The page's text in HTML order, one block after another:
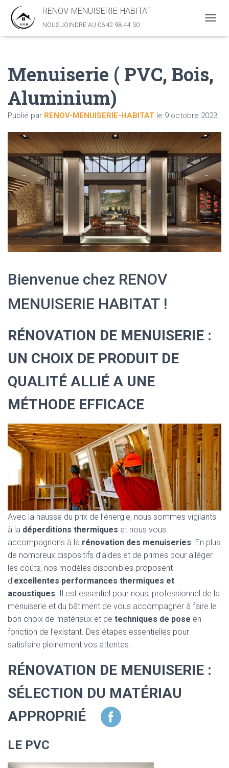
il fait moche
RENOV-MENUISERIE-HABITAT
NOUS JOINDRE AU 06 42 98 44 30
É
R
N
V
I
G
I
O
N
Menuiserie ( PVC, Bois,
Aluminium)
Publié par RENOV-MENUISERIE-HABITAT le 9 octobre 2023
Bienvenue chez RENOV
MENUISERIE HABITAT !
RÉNOVATION DE MENUISERIE :
UN CHOIX DE PRODUIT DE
QUALITÉ ALLIÉ A UNE
MÉTHODE EFFICACE
Avec la hausse du prix de l’énergie, nous sommes vigilants
à la déperditions thermiques et nous vous
accompagnons à la rénovation des menuiseries. En plus
de nombreux dispositifs d’aides et de primes pour alléger
les coûts, nos modèles disponibles proposent
d’excellentes performances thermiques et
acoustiques. Il est essentiel pour nous, professionnel de la
menuiserie et du bâtiment de vous accompagner à faire le
bon choix de matériaux et de techniques de pose en
fonction de l’existant. Des étapes essentielles pour
satisfaire pleinement vos attentes .
RÉNOVATION DE MENUISERIE :
SÉLECTION DU MATÉRIAU
APPROPRIÉ
LE PVC